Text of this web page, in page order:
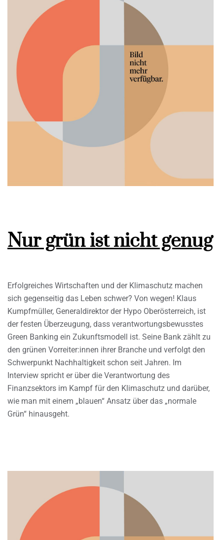
Nur grün ist nicht genug
Erfolgreiches Wirtschaften und der Klimaschutz machen
sich gegenseitig das Leben schwer? Von wegen! Klaus
Kumpfmüller, Generaldirektor der Hypo Oberösterreich, ist
der festen Überzeugung, dass verantwortungsbewusstes
Green Banking ein Zukunftsmodell ist. Seine Bank zählt zu
den grünen Vorreiter:innen ihrer Branche und verfolgt den
Schwerpunkt Nachhaltigkeit schon seit Jahren. Im
Interview spricht er über die Verantwortung des
Finanzsektors im Kampf für den Klimaschutz und darüber,
wie man mit einem „blauen“ Ansatz über das „normale
Grün“ hinausgeht.